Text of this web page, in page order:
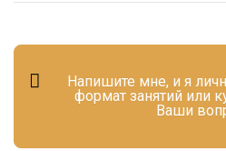
Напишите мне, и я
формат занятий или
Ваши